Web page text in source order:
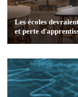
Les écoles
et perte